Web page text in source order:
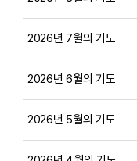
2026년 7월의 기도
2026년 6월의 기도
2026년 5월의 기도